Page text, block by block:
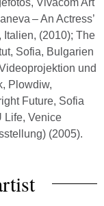
Vivacom Art
– An Actress’
Italien, (2010); The
Sofia, Bulgarien
und
Plowdiw,
Future, Sofia
Life, Venice
(2005).